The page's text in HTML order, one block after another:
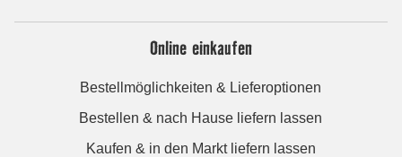
Online einkaufen
Bestellmöglichkeiten & Lieferoptionen
Bestellen & nach Hause liefern lassen
Kaufen & in den Markt liefern lassen